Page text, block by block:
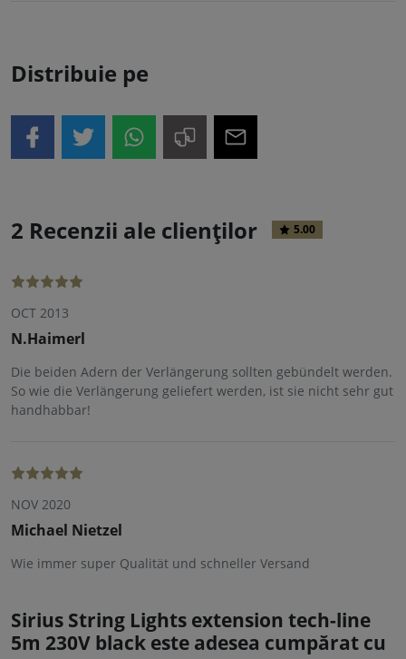
Distribuie pe
2 Recenzii ale clienților 5.00
OCT 2013
N.Haimerl
Die beiden Adern der Verlängerung sollten gebündelt werden.
So wie die Verlängerung geliefert werden, ist sie nicht sehr gut
handhabbar!
NOV 2020
Michael Nietzel
Wie immer super Qualität und schneller Versand
Sirius String Lights extension tech-line
5m 230V black este adesea cumpărat cu